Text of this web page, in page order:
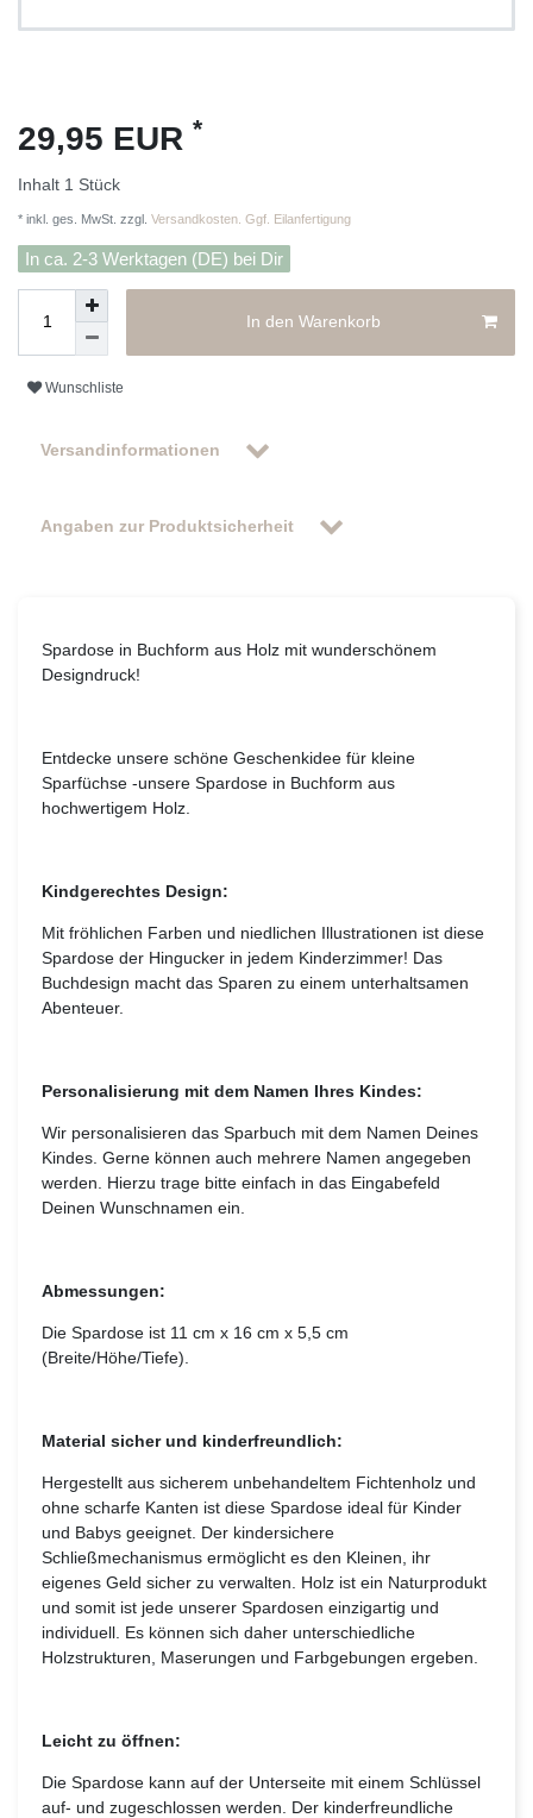
29,95 EUR *
Inhalt 1 Stück
* inkl. ges. MwSt. zzgl. Versandkosten. Ggf. Eilanfertigung
In ca. 2-3 Werktagen (DE) bei Dir
In den Warenkorb
Wunschliste
Versandinformationen
Angaben zur Produktsicherheit
Spardose in Buchform aus Holz mit wunderschönem
Designdruck!
Entdecke unsere schöne Geschenkidee für kleine
Sparfüchse -unsere Spardose in Buchform aus
hochwertigem Holz.
Kindgerechtes Design:
Mit fröhlichen Farben und niedlichen Illustrationen ist diese
Spardose der Hingucker in jedem Kinderzimmer! Das
Buchdesign macht das Sparen zu einem unterhaltsamen
Abenteuer.
Personalisierung mit dem Namen Ihres Kindes:
Wir personalisieren das Sparbuch mit dem Namen Deines
Kindes. Gerne können auch mehrere Namen angegeben
werden. Hierzu trage bitte einfach in das Eingabefeld
Deinen Wunschnamen ein.
Abmessungen:
Die Spardose ist 11 cm x 16 cm x 5,5 cm
(Breite/Höhe/Tiefe).
Material sicher und kinderfreundlich:
Hergestellt aus sicherem unbehandeltem Fichtenholz und
ohne scharfe Kanten ist diese Spardose ideal für Kinder
und Babys geeignet. Der kindersichere
Schließmechanismus ermöglicht es den Kleinen, ihr
eigenes Geld sicher zu verwalten. Holz ist ein Naturprodukt
und somit ist jede unserer Spardosen einzigartig und
individuell. Es können sich daher unterschiedliche
Holzstrukturen, Maserungen und Farbgebungen ergeben.
Leicht zu öffnen:
Die Spardose kann auf der Unterseite mit einem Schlüssel
auf- und zugeschlossen werden. Der kinderfreundliche